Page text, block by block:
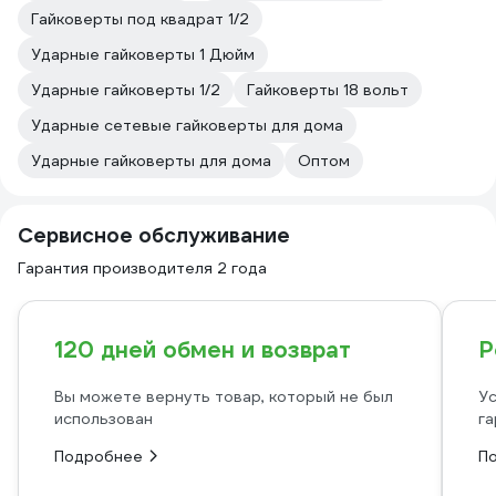
Гайковерты под квадрат 1/2
Ударные гайковерты 1 Дюйм
Ударные гайковерты 1/2
Гайковерты 18 вольт
Ударные сетевые гайковерты для дома
Ударные гайковерты для дома
Оптом
Сервисное обслуживание
Гарантия производителя 2 года
120 дней обмен и возврат
Вы можете вернуть товар, который не был
использован
Подробнее